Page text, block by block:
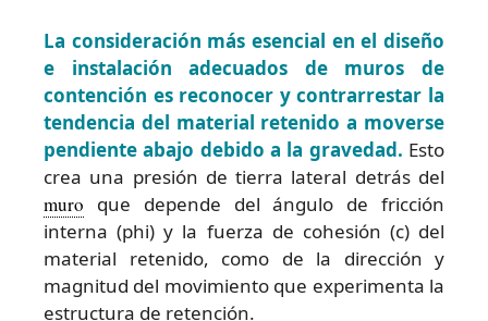
La consideración más esencial en el diseño
e instalación adecuados de muros de
contención es reconocer y contrarrestar la
tendencia del material retenido a moverse
pendiente abajo debido a la gravedad. Esto
crea una presión de tierra lateral detrás del
muro que depende del ángulo de fricción
interna (phi) y la fuerza de cohesión (c) del
material retenido, como de la dirección y
magnitud del movimiento que experimenta la
estructura de retención.